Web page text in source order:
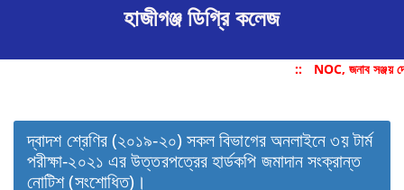
হাজীগঞ্জ ডিগ্রি কলেজ
:: NOC, জনাব সঞ্জয়
দ্বাদশ শ্রেণির (২০১৯-২০) সকল বিভাগের অনলাইনে ৩য় টার্ম
পরীক্ষা-২০২১ এর উত্তরপত্রের হার্ডকপি জমাদান সংক্রান্ত
নোটিশ (সংশোধিত)।